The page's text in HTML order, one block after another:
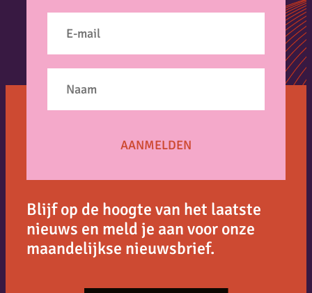
Blijf op de hoogte van het laatste
nieuws en meld je aan voor onze
maandelijkse nieuwsbrief.